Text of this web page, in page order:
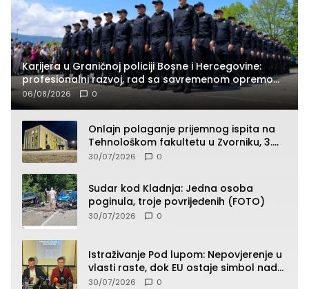
Karijera u Graničnoj policiji Bosne i Hercegovine:
profesionalni razvoj, rad sa savremenom opremom
i služba građanima
06/08/2026 0
Onlajn polaganje prijemnog ispita na
Tehnološkom fakultetu u Zvorniku, 3.
septembra u 9.00 časova
30/07/2026 0
Sudar kod Kladnja: Jedna osoba
poginula, troje povrijeđenih (FOTO)
30/07/2026 0
Istraživanje Pod lupom: Nepovjerenje u
vlasti raste, dok EU ostaje simbol nade
građana
30/07/2026 0